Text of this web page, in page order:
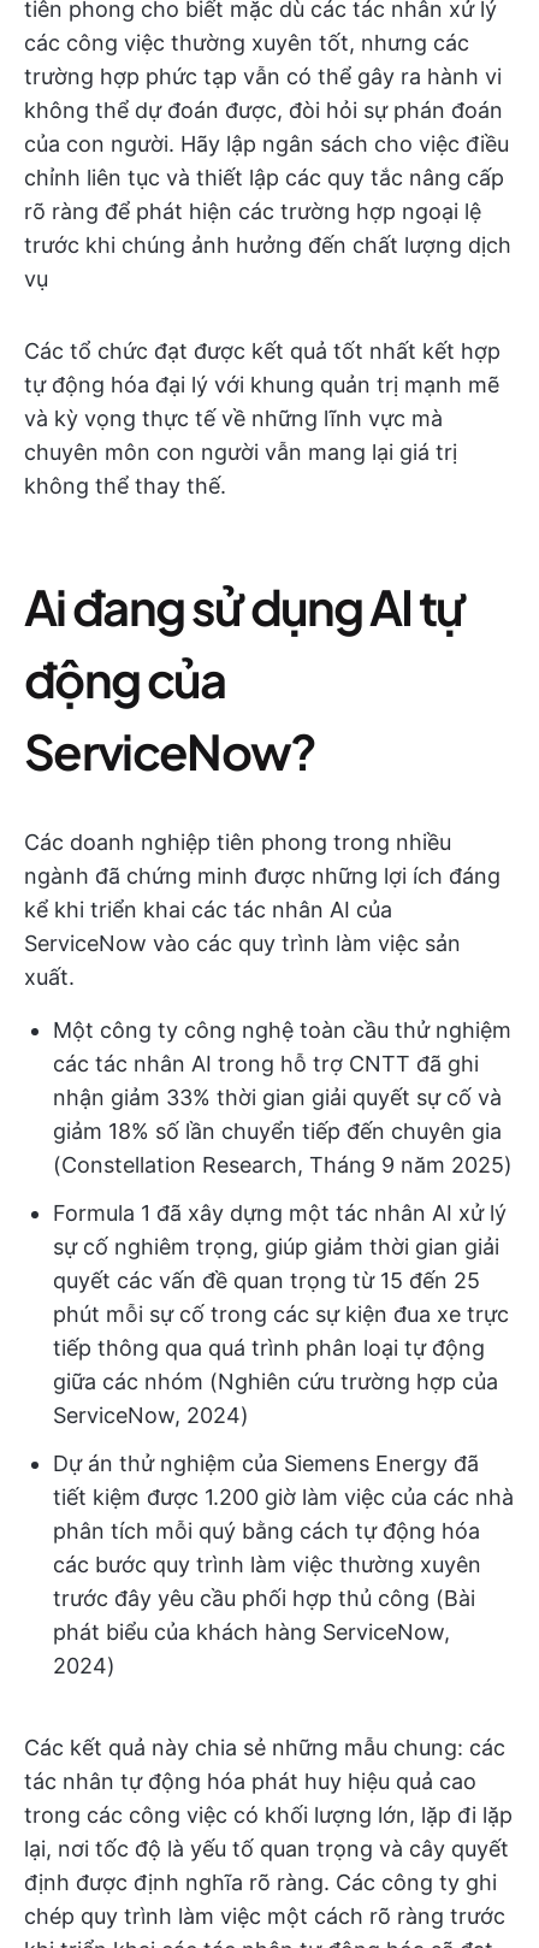
tiên phong cho biết mặc dù các tác nhân xử lý
các công việc thường xuyên tốt, nhưng các
trường hợp phức tạp vẫn có thể gây ra hành vi
không thể dự đoán được, đòi hỏi sự phán đoán
của con người. Hãy lập ngân sách cho việc điều
chỉnh liên tục và thiết lập các quy tắc nâng cấp
rõ ràng để phát hiện các trường hợp ngoại lệ
trước khi chúng ảnh hưởng đến chất lượng dịch
vụ
Các tổ chức đạt được kết quả tốt nhất kết hợp
tự động hóa đại lý với khung quản trị mạnh mẽ
và kỳ vọng thực tế về những lĩnh vực mà
chuyên môn con người vẫn mang lại giá trị
không thể thay thế.
Ai đang sử dụng AI tự
động của
ServiceNow?
Các doanh nghiệp tiên phong trong nhiều
ngành đã chứng minh được những lợi ích đáng
kể khi triển khai các tác nhân AI của
ServiceNow vào các quy trình làm việc sản
xuất.
Một công ty công nghệ toàn cầu thử nghiệm
các tác nhân AI trong hỗ trợ CNTT đã ghi
nhận giảm 33% thời gian giải quyết sự cố và
giảm 18% số lần chuyển tiếp đến chuyên gia
(Constellation Research, Tháng 9 năm 2025)
Formula 1 đã xây dựng một tác nhân AI xử lý
sự cố nghiêm trọng, giúp giảm thời gian giải
quyết các vấn đề quan trọng từ 15 đến 25
phút mỗi sự cố trong các sự kiện đua xe trực
tiếp thông qua quá trình phân loại tự động
giữa các nhóm (Nghiên cứu trường hợp của
ServiceNow, 2024)
Dự án thử nghiệm của Siemens Energy đã
tiết kiệm được 1.200 giờ làm việc của các nhà
phân tích mỗi quý bằng cách tự động hóa
các bước quy trình làm việc thường xuyên
trước đây yêu cầu phối hợp thủ công (Bài
phát biểu của khách hàng ServiceNow,
2024)
Các kết quả này chia sẻ những mẫu chung: các
tác nhân tự động hóa phát huy hiệu quả cao
trong các công việc có khối lượng lớn, lặp đi lặp
lại, nơi tốc độ là yếu tố quan trọng và cây quyết
định được định nghĩa rõ ràng. Các công ty ghi
chép quy trình làm việc một cách rõ ràng trước